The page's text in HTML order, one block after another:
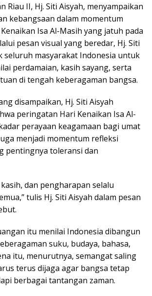
Riau II, Hj. Siti Aisyah, menyampaikan
kebangsaan dalam momentum
Isa Al-Masih yang jatuh pada
pesan visual yang beredar, Hj. Siti
seluruh masyarakat Indonesia untuk
perdamaian, kasih sayang, serta
di tengah keberagaman bangsa.
disampaikan, Hj. Siti Aisyah
peringatan Hari Kenaikan Isa Al-
perayaan keagamaan bagi umat
menjadi momentum refleksi
pentingnya toleransi dan
kasih, dan pengharapan selalu
tulis Hj. Siti Aisyah dalam pesan
itu menilai Indonesia dibangun
suku, budaya, bahasa,
itu, menurutnya, semangat saling
terus dijaga agar bangsa tetap
berbagai tantangan zaman.